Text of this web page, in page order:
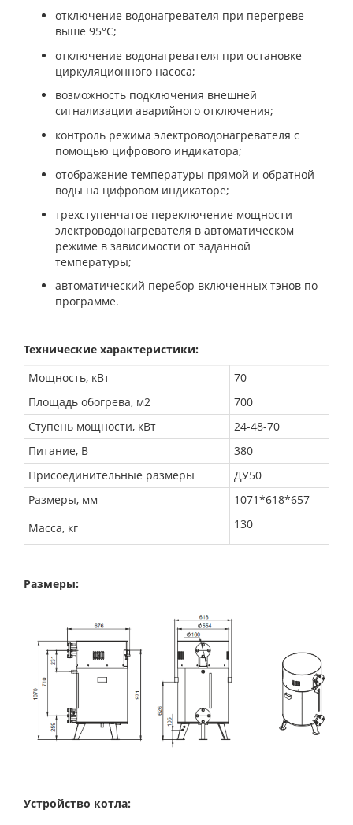
отключение водонагревателя при перегреве
выше 95°С;
отключение водонагревателя при остановке
циркуляционного насоса;
возможность подключения внешней
сигнализации аварийного отключения;
контроль режима электроводонагревателя с
помощью цифрового индикатора;
отображение температуры прямой и обратной
воды на цифровом индикаторе;
трехступенчатое переключение мощности
электроводонагревателя в автоматическом
режиме в зависимости от заданной
температуры;
автоматический перебор включенных тэнов по
программе.
Технические характеристики:
Мощность, кВт
70
Площадь обогрева, м2
700
Ступень мощности, кВт
24-48-70
Питание, В
380
Присоединительные размеры
ДУ50
Размеры, мм
1071*618*657
Масса, кг
130
Размеры:
Устройство котла: